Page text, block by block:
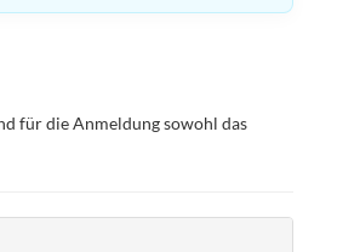
für die Anmeldung sowohl das